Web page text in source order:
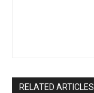
RELATED ARTICLES